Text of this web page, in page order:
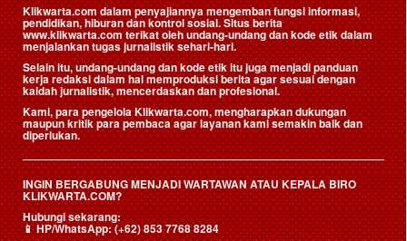
Klikwarta.com dalam penyajiannya mengemban fungsi informasi,
pendidikan, hiburan dan kontrol sosial. Situs berita
www.klikwarta.com terikat oleh undang-undang dan kode etik dalam
menjalankan tugas jurnalistik sehari-hari.
Selain itu, undang-undang dan kode etik itu juga menjadi panduan
kerja redaksi dalam hal memproduksi berita agar sesuai dengan
kaidah jurnalistik, mencerdaskan dan profesional.
Kami, para pengelola Klikwarta.com, mengharapkan dukungan
maupun kritik para pembaca agar layanan kami semakin baik dan
diperlukan.
INGIN BERGABUNG MENJADI WARTAWAN ATAU KEPALA BIRO
KLIKWARTA.COM?
Hubungi sekarang:
📱HP/WhatsApp:(+62) 853 7768 8284